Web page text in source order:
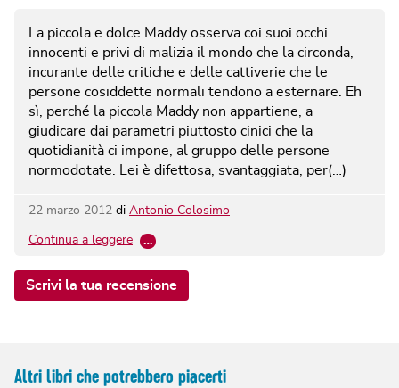
La piccola e dolce Maddy osserva coi suoi occhi
innocenti e privi di malizia il mondo che la circonda,
incurante delle critiche e delle cattiverie che le
persone cosiddette normali tendono a esternare. Eh
sì, perché la piccola Maddy non appartiene, a
giudicare dai parametri piuttosto cinici che la
quotidianità ci impone, al gruppo delle persone
normodotate. Lei è difettosa, svantaggiata, per(…)
22 marzo 2012 di Antonio Colosimo
Continua a leggere …
Scrivi la tua recensione
Altri libri che potrebbero piacerti